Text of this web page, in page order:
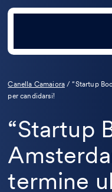
Canella Camaiora /“Startup
per candidarsi!
“Startup
termine